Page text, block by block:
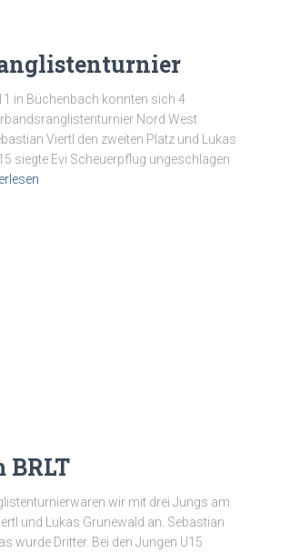
in Büchenbach konnten sich 4
Nord West
Viertl den zweiten Platz und Lukas
siegte Evi Scheuerpflug ungeschlagen
wir mit drei Jungs am
und Lukas Grunewald an. Sebastian
wurde Dritter. Bei den Jungen U15